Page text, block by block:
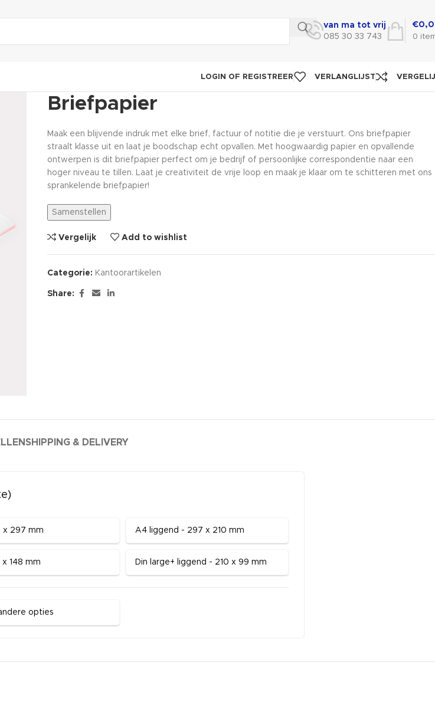
van ma tot vrij
085 30 33 743
0
€
LOGIN OF REGISTREER VERLANGLIJST
Briefpapier
Maak een blijvende indruk met elke brief, factuur of notitie die je verstuurt. Ons briefpapier
straalt klasse uit en laat je boodschap echt opvallen. Met hoogwaardig papier en opvallende
ontwerpen is dit briefpapier perfect om je bedrijf of persoonlijke correspondentie naar een
hoger niveau te tillen. Laat je creativiteit de vrije loop en maak je klaar om te schitteren met ons
sprankelende briefpapier!
Samenstellen
Vergelijk Add to wishlist
Categorie: Kantoorartikelen
Share:
SHIPPING & DELIVERY
x 297 mm A4 liggend - 297 x 210 mm
148 mm Din large+ liggend - 210 x 99 mm
opties